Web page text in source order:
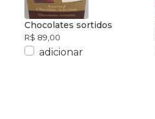
Chocolates sortidos
R$ 89,00
adicionar